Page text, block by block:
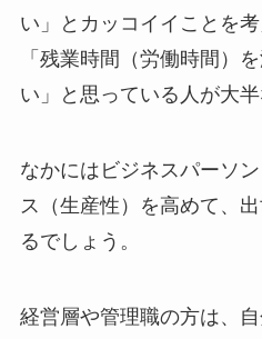
い」とカッコイイことを考
「残業時間（労働時間）
い」と思っている人が大
なかにはビジネスパーソ
ス（生産性）を高めて、
るでしょう。
経営層や管理職の方は、